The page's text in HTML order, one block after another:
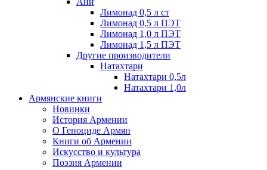
Лимонад 0,5 л ст
Лимонад 0,5 л ПЭТ
Лимонад 1,0 л ПЭТ
Лимонад 1,5 л ПЭТ
Другие производители
Натахтари
Натахтари 0,5л
Натахтари 1,0л
Армянские книги
Новинки
История Армении
О Геноциде Армян
Книги об Армении
Иcкусство и культура
Поэзия Армении